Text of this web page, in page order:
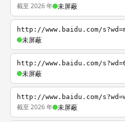
截至 2026 年 未屏蔽
http://www.baidu.com/
未屏蔽
http://www.baidu.com/
未屏蔽
http://www.baidu.com/
截至 2026 年 未屏蔽